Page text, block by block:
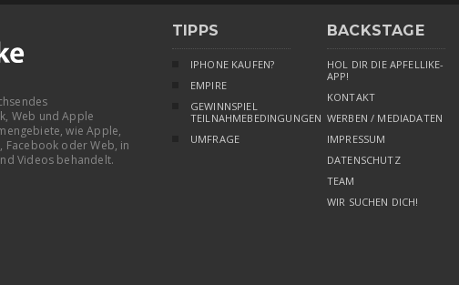
Web und Apple
wie Apple,
Facebook oder Web, in
Videos behandelt.
TIPPS
IPHONE KAUFEN?
EMPIRE
GEWINNSPIEL
TEILNAHMEBEDINGUNGEN
UMFRAGE
BACKSTAGE
HOL DIR DIE APFELLIKE-
APP!
KONTAKT
WERBEN / MEDIADATEN
IMPRESSUM
DATENSCHUTZ
TEAM
WIR SUCHEN DICH!